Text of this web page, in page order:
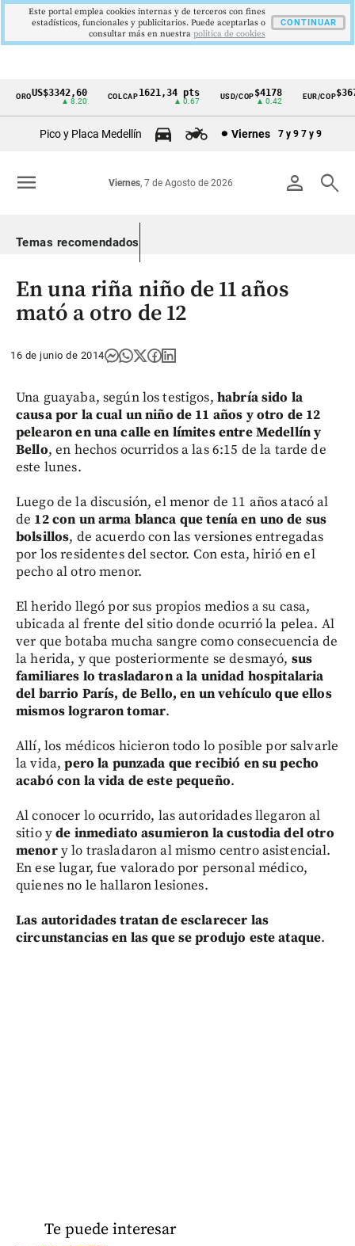
Cintillo
Colombia
ORO US$3342,60
▲ 8.20
COLCAP1621,34 pts
▲ 0.67
USD/COP$4178
▲ 0.42
EUR/COP$3672
Pico y Placa Medellín Viernes 7 y 9 7 y 9
person search
Viernes, 7 de Agosto de 2026
menu
Temas recomendados
En una riña niño de 11 años
mató a otro de 12
16 de junio de 2014
Una guayaba, según los testigos, habría sido la
causa por la cual un niño de 11 años y otro de 12
pelearon en una calle en límites entre Medellín y
Bello, en hechos ocurridos a las 6:15 de la tarde de
este lunes.
Luego de la discusión, el menor de 11 años atacó al
de 12 con un arma blanca que tenía en uno de sus
bolsillos, de acuerdo con las versiones entregadas
por los residentes del sector. Con esta, hirió en el
pecho al otro menor.
El herido llegó por sus propios medios a su casa,
ubicada al frente del sitio donde ocurrió la pelea. Al
ver que botaba mucha sangre como consecuencia de
la herida, y que posteriormente se desmayó, sus
familiares lo trasladaron a la unidad hospitalaria
del barrio París, de Bello, en un vehículo que ellos
mismos lograron tomar.
Allí, los médicos hicieron todo lo posible por salvarle
la vida,pero la punzada que recibió en su pecho
acabó con la vida de este pequeño.
Al conocer lo ocurrido, las autoridades llegaron al
sitio yde inmediato asumieron la custodia del otro
menory lo trasladaron al mismo centro asistencial.
En ese lugar, fue valorado por personal médico,
quienes no le hallaron lesiones.
Las autoridades tratan de esclarecer las
circunstancias en las que se produjo este ataque.
Te puede interesar
Este portal emplea cookies internas y de terceros con fines
estadísticos, funcionales y publicitarios. Puede aceptarlas o
consultar más en nuestra politica de cookies
CONTINUAR